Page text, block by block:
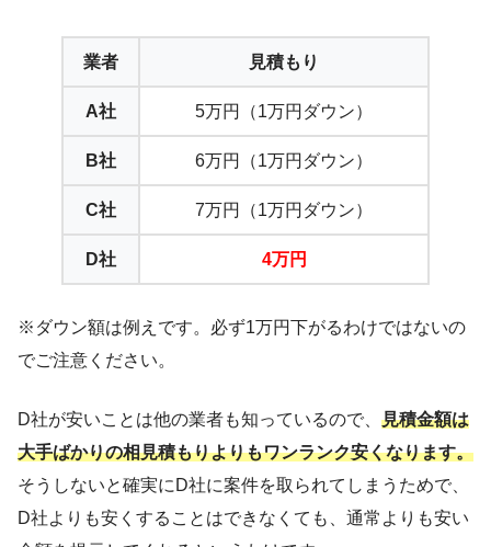
業者 見積もり
A社 5万円（1万円ダウン）
B社 6万円（1万円ダウン）
C社 7万円（1万円ダウン）
D社 4万円
※ダウン額は例えです。必ず1万円下がるわけではないの
でご注意ください。
D社が安いことは他の業者も知っているので、 見積金額は
大手ばかりの相見積もりよりもワンランク安くなります。
そうしないと確実にD社に案件を取られてしまうためで、
D社よりも安くすることはできなくても、通常よりも安い